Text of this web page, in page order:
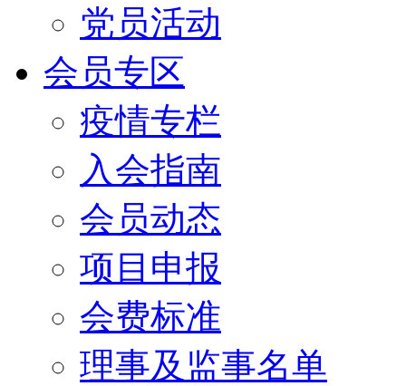
党员活动
会员专区
疫情专栏
入会指南
会员动态
项目申报
会费标准
理事及监事名单